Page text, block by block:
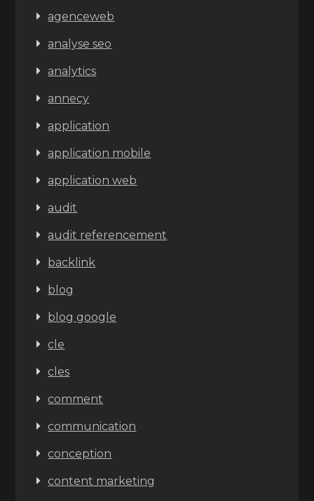
agenceweb
analyse seo
analytics
annecy
application
application mobile
application web
audit
audit referencement
backlink
blog
blog google
cle
cles
comment
communication
conception
content marketing